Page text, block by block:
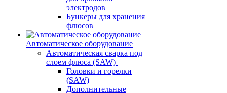
электродов
Бункеры для хранения
флюсов
Автоматическое оборудование
Автоматическая сварка под
слоем флюса (SAW)
Головки и горелки
(SAW)
Дополнительные